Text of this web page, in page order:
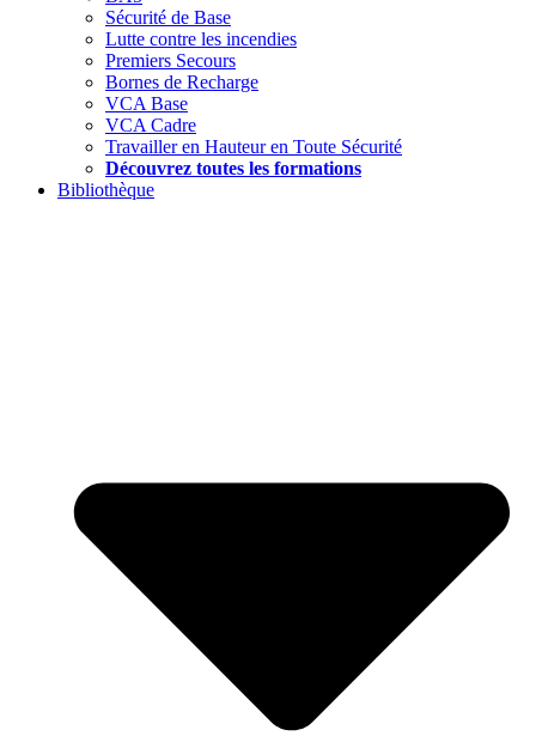
Sécurité de Base
Lutte contre les incendies
Premiers Secours
Bornes de Recharge
VCA Base
VCA Cadre
Travailler en Hauteur en Toute Sécurité
Découvrez toutes les formations
Bibliothèque